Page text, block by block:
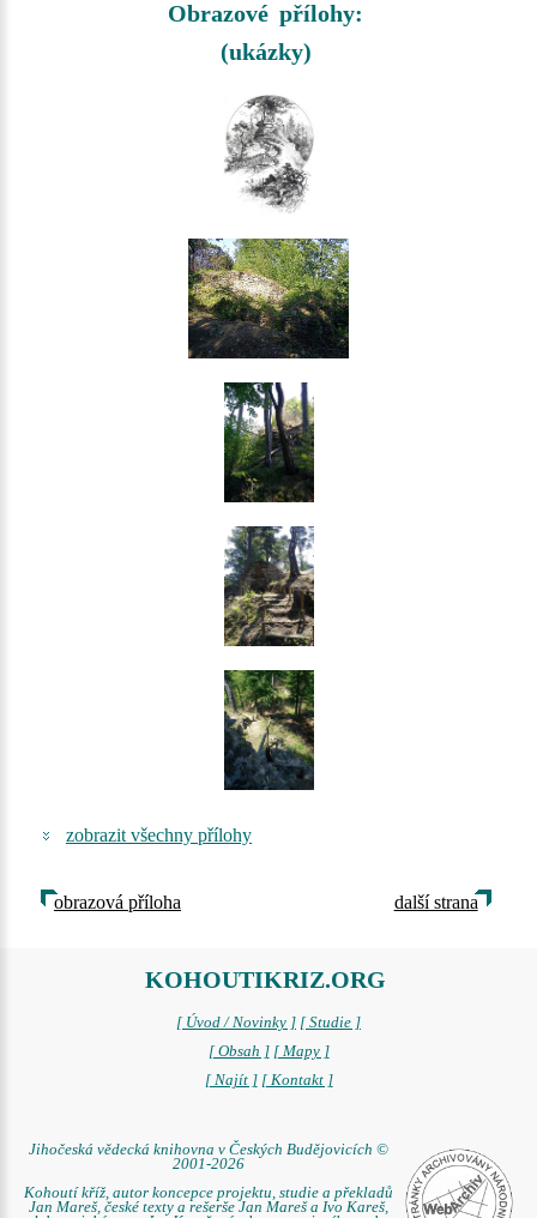
Obrazové přílohy:
(ukázky)
zobrazit všechny přílohy
obrazová příloha další strana
KOHOUTIKRIZ.ORG
[ Úvod / Novinky ] [ Studie ]
[ Obsah ] [ Mapy ]
[ Najít ] [ Kontakt ]
Jihočeská vědecká knihovna v Českých Budějovicích ©
2001-2026
Kohoutí kříž, autor koncepce projektu, studie a překladů
Jan Mareš, české texty a rešerše Jan Mareš a Ivo Kareš,